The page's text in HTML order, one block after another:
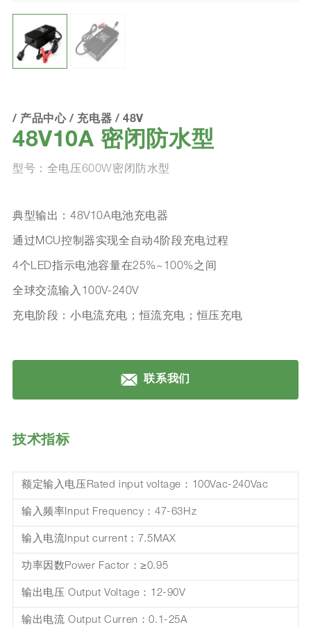
/产品中心/充电器 / 48V
48V10A 密闭防水型
型号：全电压600W密闭防水型
典型输出：48V10A电池充电器
通过MCU控制器实现全自动4阶段充电过程
4个LED指示电池容量在25%~100%之间
全球交流输入100V-240V
充电阶段：小电流充电；恒流充电；恒压充电
联系我们
技术指标
额定输入电压Rated input voltage：100Vac-240Vac
输入频率Input Frequency：47-63Hz
输入电流Input current：7.5MAX
功率因数Power Factor：≥0.95
输出电压 Output Voltage：12-90V
输出电流 Output Curren：0.1-25A